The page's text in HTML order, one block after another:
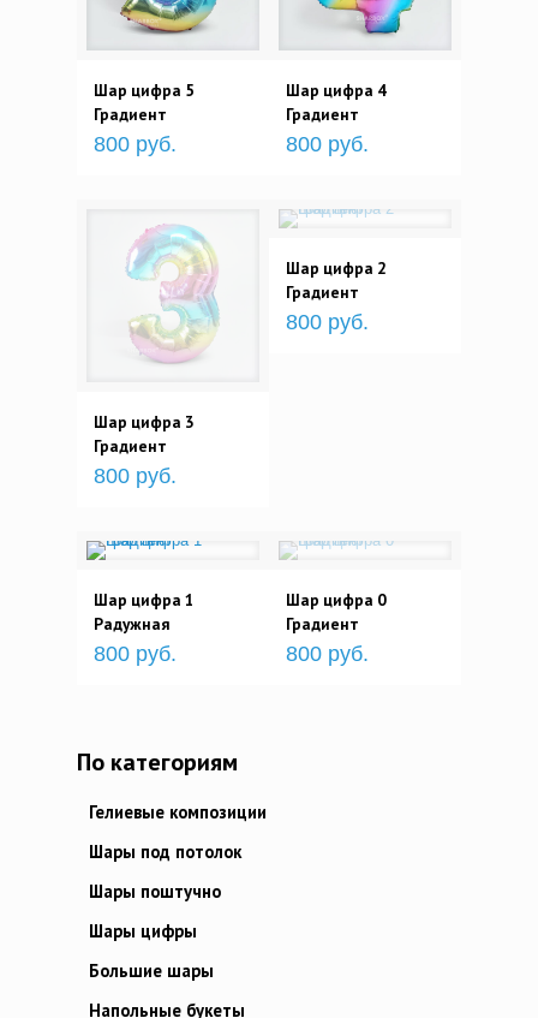
Шар цифра 5
Градиент
800 руб.
Шар цифра 4
Градиент
800 руб.
Шар цифра 3
Градиент
800 руб.
Шар цифра 2
Градиент
800 руб.
Шар цифра 1
Радужная
800 руб.
Шар цифра 0
Градиент
800 руб.
По категориям
Гелиевые композиции
Шары под потолок
Шары поштучно
Шары цифры
Большие шары
Напольные букеты